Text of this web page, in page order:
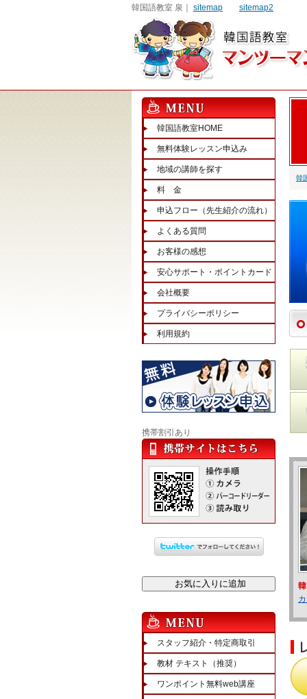
韓国語教室 泉｜ sitemap sitemap2
韓
韓国語教室HOME
無料体験レッスン申込み
地域の講師を探す
料 金
申込フロー（先生紹介の流れ）
よくある質問
お客様の感想
安心サポート・ポイントカード
会社概要
プライバシーポリシー
利用規約
携帯割引あり
スタッフ紹介・特定商取引
教材 テキスト（推奨）
ワンポイント無料web講座